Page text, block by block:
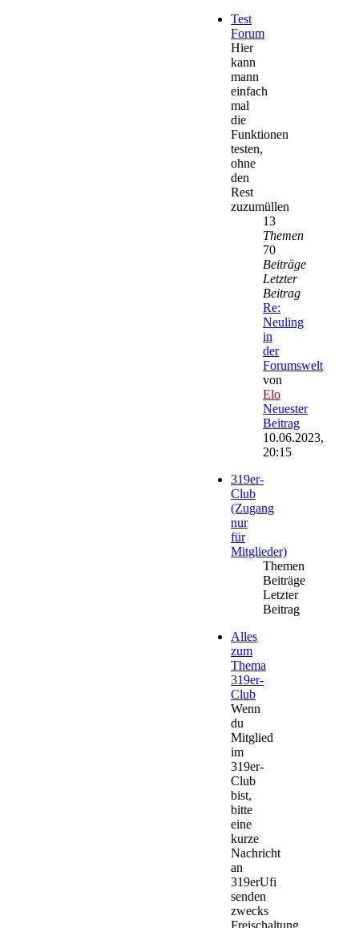
Test
Forum
Hier
kann
mann
einfach
mal
die
Funktionen
testen,
ohne
den
Rest
zuzumüllen
13
Themen
70
Beiträge
Letzter
Beitrag
Re:
Neuling
in
der
Forumswelt
von
Elo
Neuester
Beitrag
10.06.2023,
20:15
319er-
Club
(Zugang
nur
für
Mitglieder)
Themen
Beiträge
Letzter
Beitrag
Alles
zum
Thema
319er-
Club
Wenn
du
Mitglied
im
319er-
Club
bist,
bitte
eine
kurze
Nachricht
an
319erUfi
senden
zwecks